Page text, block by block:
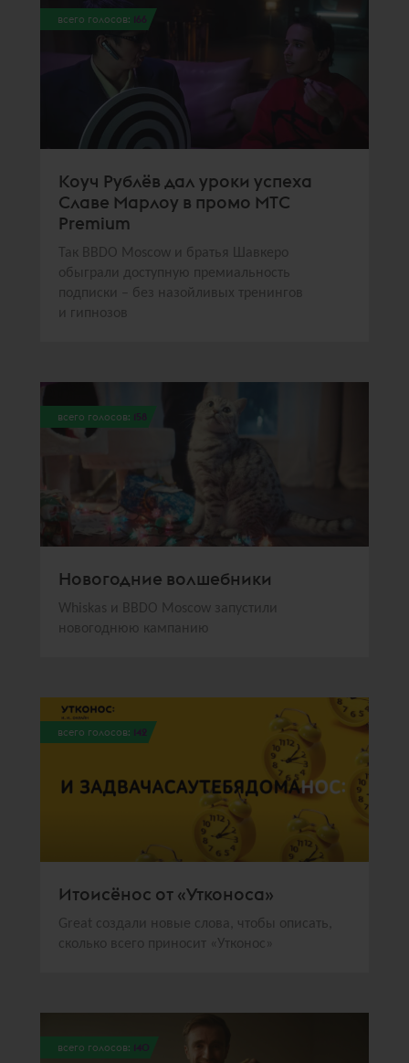
всего голосов: 166
Коуч Рублёв дал уроки успеха
Славе Марлоу в промо МТС
Premium
Так BBDO Moscow и братья Шавкеро
обыграли доступную премиальность
подписки – без назойливых тренингов
и гипнозов
всего голосов: 158
Новогодние волшебники
Whiskas и BBDO Moscow запустили
новогоднюю кампанию
всего голосов: 142
Итоисёнос от «Утконоса»
Great создали новые слова, чтобы описать,
сколько всего приносит «Утконос»
всего голосов: 140